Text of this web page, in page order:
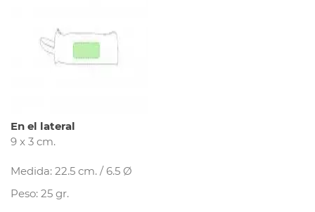
En el lateral
9 x 3 cm.
Medida: 22.5 cm. / 6.5 Ø
Peso: 25 gr.